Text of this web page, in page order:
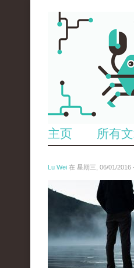
主页 所有
Lu Wei 在 星期三, 06/01/2016
wen_tou_tu_2.jpg